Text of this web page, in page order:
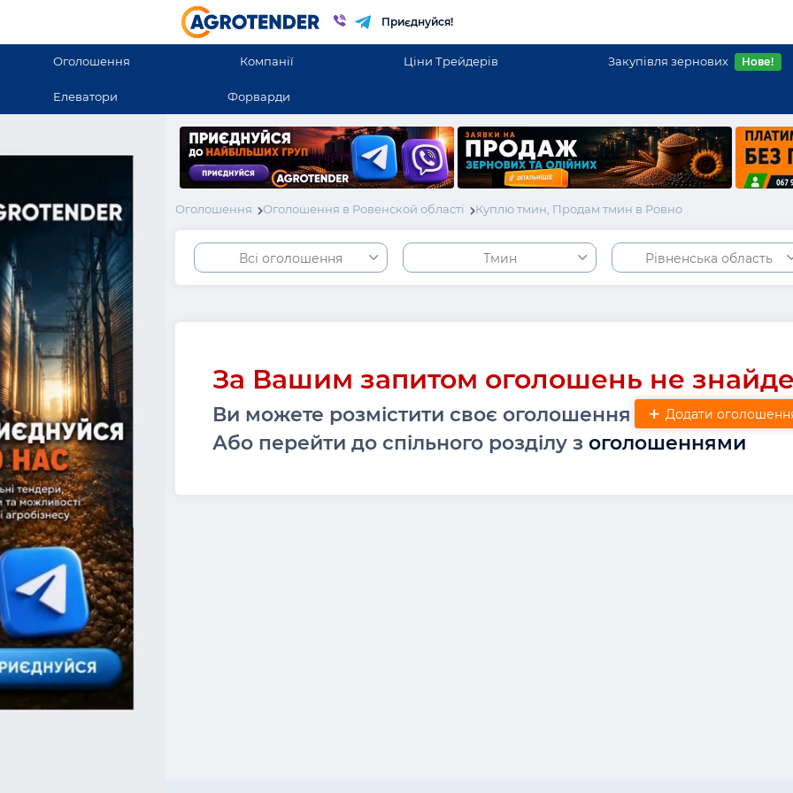
Приєднуйся!
Оголошення Компанії Ціни Трейдерів Закупівля зернових Нове!
Елеватори Форварди
Оголошення Оголошення в Ровенской області Куплю тмин, Продам тмин в Ровно
Всі оголошення Тмин Рівненська область
За Вашим запитом оголошень не
Ви можете розмістити своє оголошення Додати
Або перейти до спільного розділу з оголошеннями